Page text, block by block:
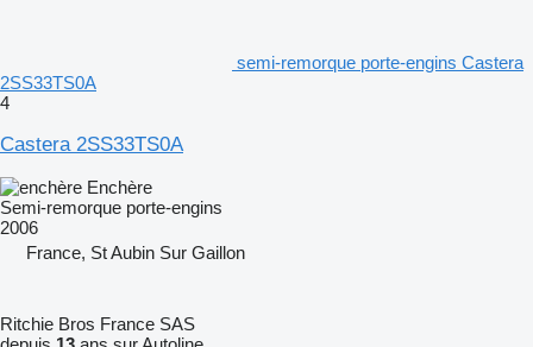
semi-remorque porte-engins Castera
2SS33TS0A
4
Castera 2SS33TS0A
Enchère
Semi-remorque porte-engins
2006
France, St Aubin Sur Gaillon
Ritchie Bros France SAS